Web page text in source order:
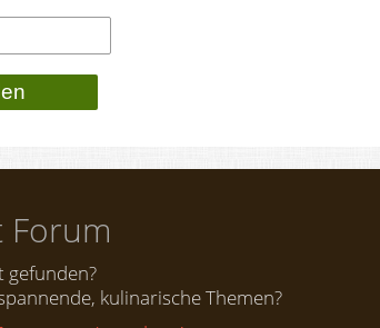
Forum
gefunden?
kulinarische Themen?